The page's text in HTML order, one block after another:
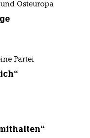
Osteuropa
Partei